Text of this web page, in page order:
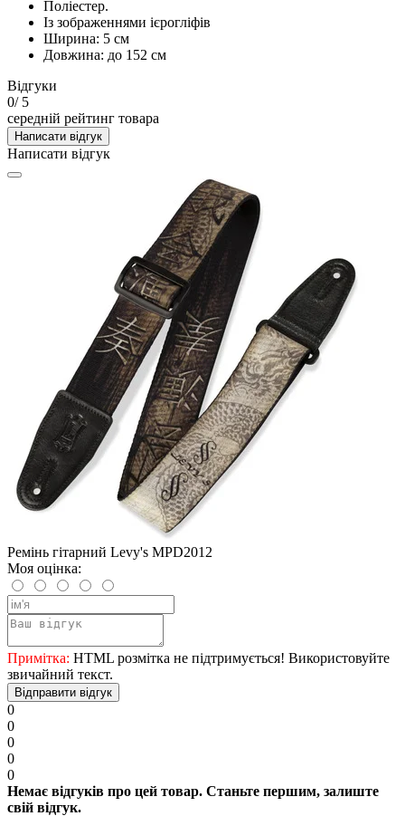
Поліестер.
Із зображеннями ієрогліфів
Ширина: 5 см
Довжина: до 152 см
Відгуки
0/ 5
середній рейтинг товара
Написати відгук
Написати відгук
Ремінь гітарний Levy's MPD2012
Моя оцінка:
Примітка: HTML розмітка не підтримується! Використовуйте
звичайний текст.
Відправити відгук
0
0
0
0
0
Немає відгуків про цей товар. Станьте першим, залиште
свій відгук.